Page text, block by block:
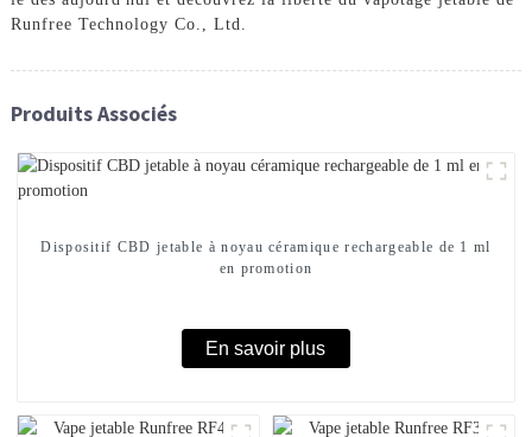
Runfree Technology Co., Ltd.
Produits Associés
Dispositif CBD jetable à noyau céramique rechargeable de 1 ml
en promotion
En savoir plus